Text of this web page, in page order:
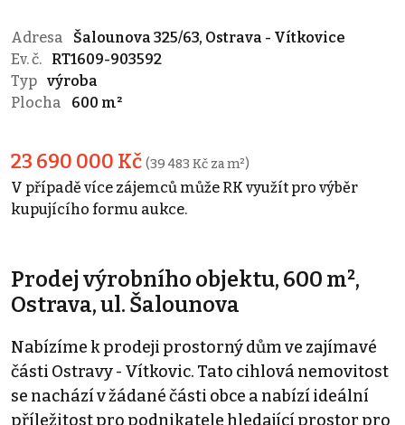
Adresa
Šalounova 325/63, Ostrava - Vítkovice
Ev. č.
RT1609-903592
Typ výroba
Plocha
600 m²
23 690 000 Kč (39 483 Kč za m²)
V případě více zájemců může RK využít pro výběr
kupujícího formu aukce.
Prodej výrobního objektu, 600 m²,
Ostrava, ul. Šalounova
Nabízíme k prodeji prostorný dům ve zajímavé
části Ostravy - Vítkovic. Tato cihlová nemovitost
se nachází v žádané části obce a nabízí ideální
příležitost pro podnikatele hledající prostor pro